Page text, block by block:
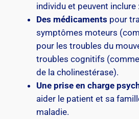
individu et peuvent inclure :
Des médicaments pour
symptômes moteurs
pour les troubles du
troubles cognitifs
de la cholinestérase).
Une prise en charge
aider le patient et sa
maladie.